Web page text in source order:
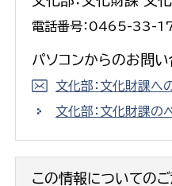
電話番号：0465-33-
パソコンからのお問
文化部：文化財課へ
文化部：文化財課の
この情報についての